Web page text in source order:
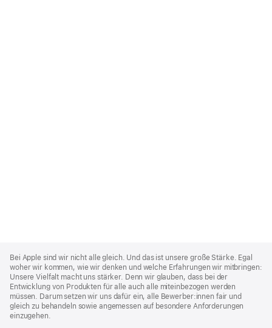
Footer
Bei Apple sind wir nicht alle gleich. Und das ist unsere große Stärke. Egal
woher wir kommen, wie wir denken und welche Erfahrungen wir mitbringen:
Unsere Vielfalt macht uns stärker. Denn wir glauben, dass bei der
Entwicklung von Produkten für alle auch alle miteinbezogen werden
müssen. Darum setzen wir uns dafür ein, alle Bewerber:innen fair und
gleich zu behandeln sowie angemessen auf besondere Anforderungen
einzugehen.